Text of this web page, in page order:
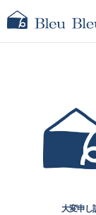
大変申し